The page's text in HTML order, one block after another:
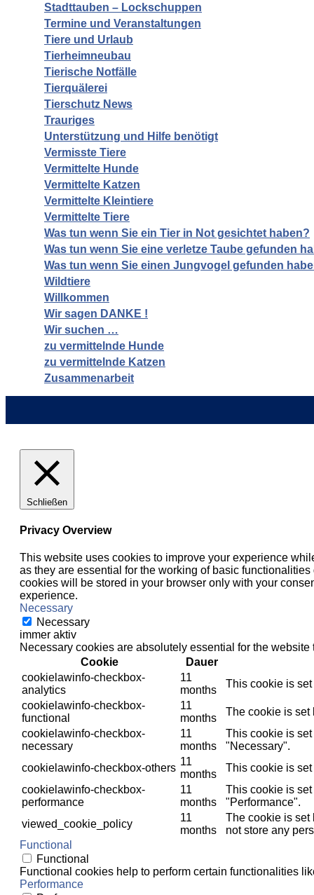
Stadttauben – Lockschuppen
Termine und Veranstaltungen
Tiere und Urlaub
Tierheimneubau
Tierische Notfälle
Tierquälerei
Tierschutz News
Trauriges
Unterstützung und Hilfe benötigt
Vermisste Tiere
Vermittelte Hunde
Vermittelte Katzen
Vermittelte Kleintiere
Vermittelte Tiere
Was tun wenn Sie ein Tier in Not gesichtet haben?
Was tun wenn Sie eine verletze Taube gefunden
Was tun wenn Sie einen Jungvogel gefunden
Wildtiere
Willkommen
Wir sagen DANKE !
Wir suchen …
zu vermittelnde Hunde
zu vermittelnde Katzen
Zusammenarbeit
Schließen
Privacy Overview
This website uses cookies to improve your experience
as they are essential for the working of basic
cookies will be stored in your browser only with your
experience.
Necessary
Necessary
immer aktiv
Necessary cookies are absolutely essential for the
Cookie
Dauer
cookielawinfo-checkbox-
analytics
11
months
This cookie is
cookielawinfo-checkbox-
functional
11
months
The cookie is set
cookielawinfo-checkbox-
necessary
11
months
This cookie is
"Necessary".
cookielawinfo-checkbox-others
11
months
This cookie is
cookielawinfo-checkbox-
performance
11
months
This cookie is
"Performance".
viewed_cookie_policy
11
months
The cookie is set
not store any
Functional
Functional
Functional cookies help to perform certain functionalities
Performance